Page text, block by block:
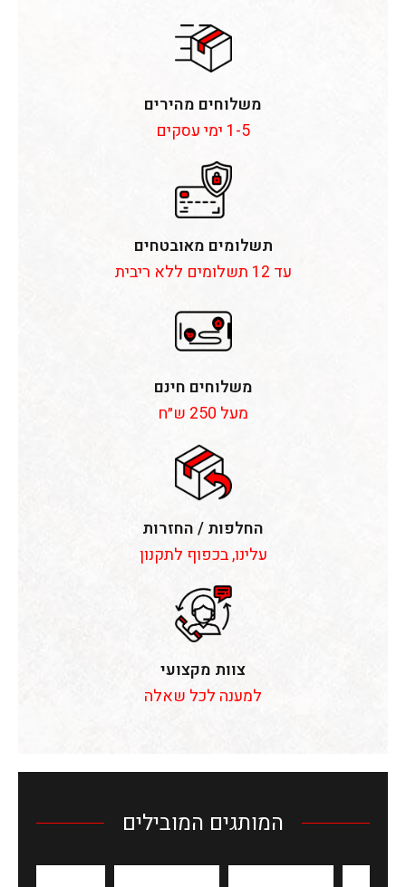
משלוחים מהירים
1-5 ימי עסקים
תשלומים מאובטחים
עד 12 תשלומים ללא ריבית
משלוחים חינם
מעל 250 ש״ח
החלפות / החזרות
עלינו, בכפוף לתקנון
צוות מקצועי
למענה לכל שאלה
המותגים המובילים